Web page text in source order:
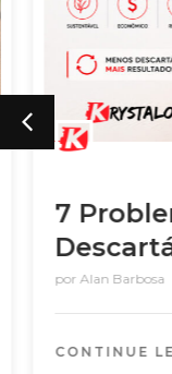
7
Alan Barbosa
CONTINUE